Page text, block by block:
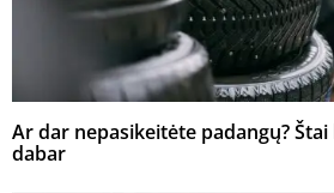
Ar dar nepasikeitėte padangų?
dabar